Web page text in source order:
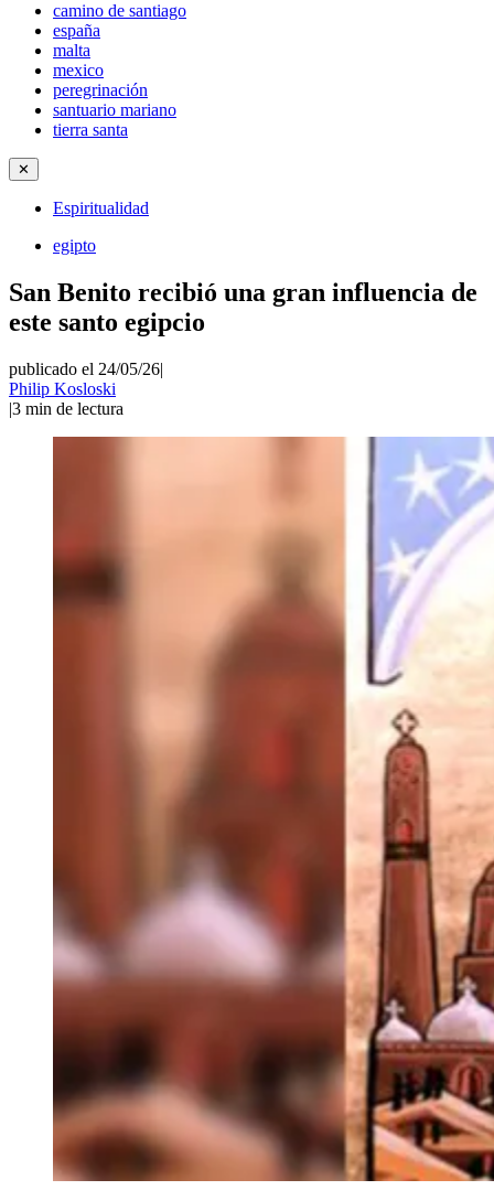
camino de santiago
españa
malta
mexico
peregrinación
santuario mariano
tierra santa
✕
Espiritualidad
egipto
San Benito recibió una gran influencia de
este santo egipcio
publicado el 24/05/26|
Philip Kosloski
|3 min de lectura